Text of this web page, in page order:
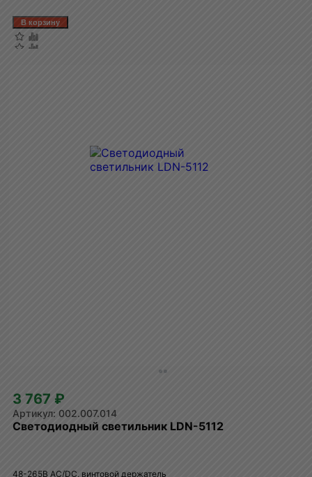
3 767 ₽
002.007.014
Светодиодный светильник LDN-5112
48-265В AC/DC, винтовой держатель